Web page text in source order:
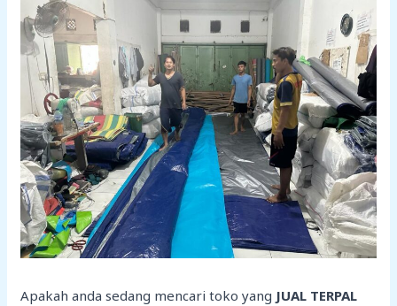
Apakah anda sedang mencari toko yang JUAL TERPAL